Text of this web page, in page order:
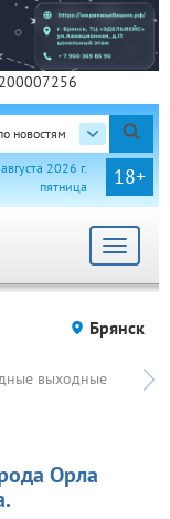
новостям
18+
2026 г.
пятница
Toggle
Брянск
выходные
Орла